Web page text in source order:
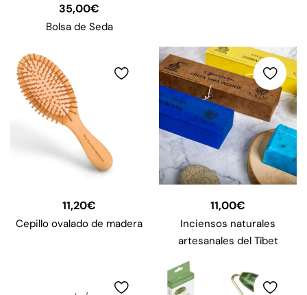
35,00€
Bolsa de Seda
11,20€
Cepillo ovalado de madera
11,00€
Inciensos naturales
artesanales del Tíbet